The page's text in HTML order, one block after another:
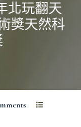
北玩翻天
獎天然科